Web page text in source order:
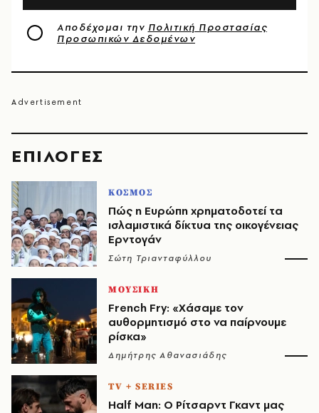
EΠΙΛΟΓΈΣ
ΚΟΣΜΟΣ
Πώς η Ευρώπη χρηματοδοτεί τα
ισλαμιστικά δίκτυα της οικογένειας
Ερντογάν
Σώτη Τριανταφύλλου
ΜΟΥΣΙΚΗ
French Fry: «Χάσαμε τον
αυθορμητισμό στο να παίρνουμε
ρίσκα»
Δημήτρης Αθανασιάδης
TV + SERIES
Half Man: Ο Ρίτσαρντ Γκαντ μας
Αποδέχομαι την Πολιτική Προστασίας
Προσωπικών Δεδομένων